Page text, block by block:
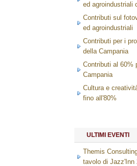
ed agroindustriali
Contributi sul
ed agroindustriali
Contributi per i
della Campania
Contributi al 60%
Campania
Cultura e
fino all'80%
ULTIMI EVENTI
Themis
tavolo di Jazz'Inn